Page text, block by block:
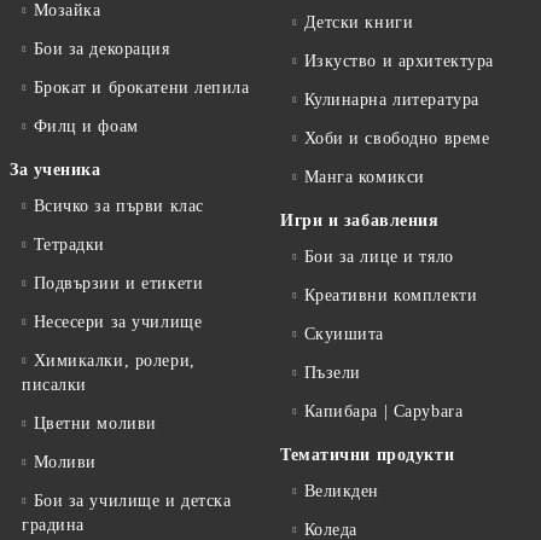
Мозайка
Бои за декорация
Брокат и брокатени лепила
Филц и фоам
За ученика
Всичко за първи клас
Тетрадки
Подвързии и етикети
Несесери за училище
Химикалки, ролери,
писалки
Цветни моливи
Моливи
Бои за училище и детска
градина
Детски книги
Изкуство и архитектура
Кулинарна литература
Хоби и свободно време
Манга комикси
Игри и забавления
Бои за лице и тяло
Креативни комплекти
Скуишита
Пъзели
Капибара | Capybara
Тематични продукти
Великден
Коледа